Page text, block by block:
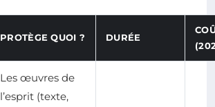
PROTÈGE QUOI ? DURÉE
Les œuvres de
l’esprit (texte,